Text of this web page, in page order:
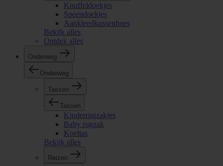
Knuffeldoekjes
Speendoekjes
Aankleedkussenhoes
Bekijk alles
Ontdek alles
Onderweg
Onderweg
Tassen
Tassen
Kinderrugzakjes
Baby rugzak
Koeltas
Bekijk alles
Reizen